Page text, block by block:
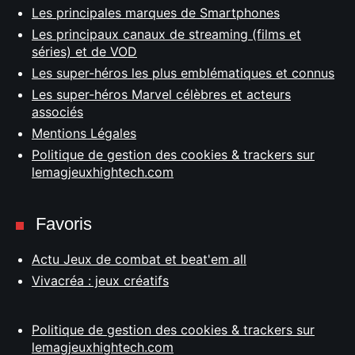
Les principales marques de Smartphones
Les principaux canaux de streaming (films et
séries) et de VOD
Les super-héros les plus emblématiques et connus
Les super-héros Marvel célèbres et acteurs
associés
Mentions Légales
Politique de gestion des cookies & trackers sur
lemagjeuxhightech.com
Favoris
Actu Jeux de combat et beat'em all
Vivacréa : jeux créatifs
Politique de gestion des cookies & trackers sur
lemagjeuxhightech.com